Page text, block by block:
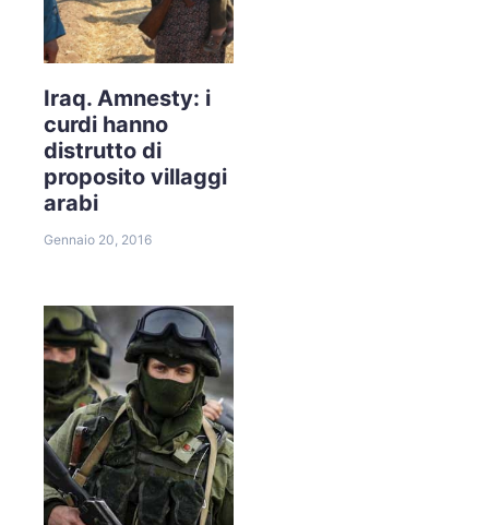
Iraq. Amnesty: i
curdi hanno
distrutto di
proposito villaggi
arabi
Gennaio 20, 2016